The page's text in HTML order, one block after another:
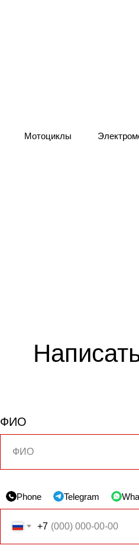
Мотоциклы
ФИО
Phone Telegram
+7